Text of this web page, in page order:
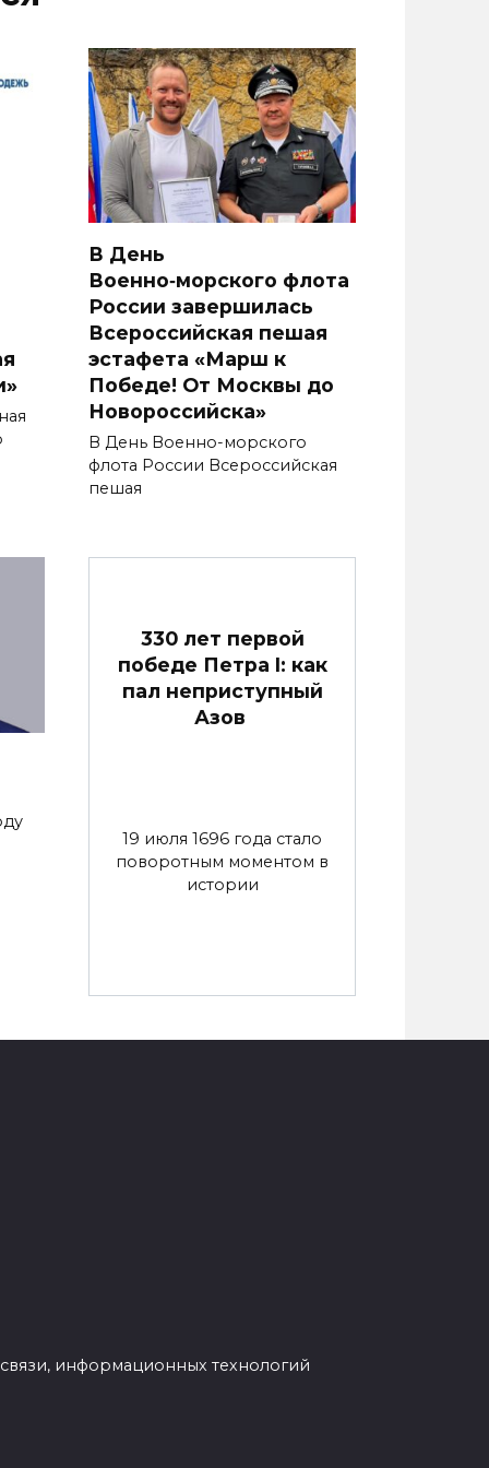
В День
Военно‑морского флота
России завершилась
Всероссийская пешая
эстафета «Марш к
Победе! От Москвы до
Новороссийска»
В День Военно-морского
флота России Всероссийская
пешая
330 лет первой
победе Петра I: как
пал неприступный
Азов
19 июля 1696 года стало
поворотным моментом в
истории
информационных технологий